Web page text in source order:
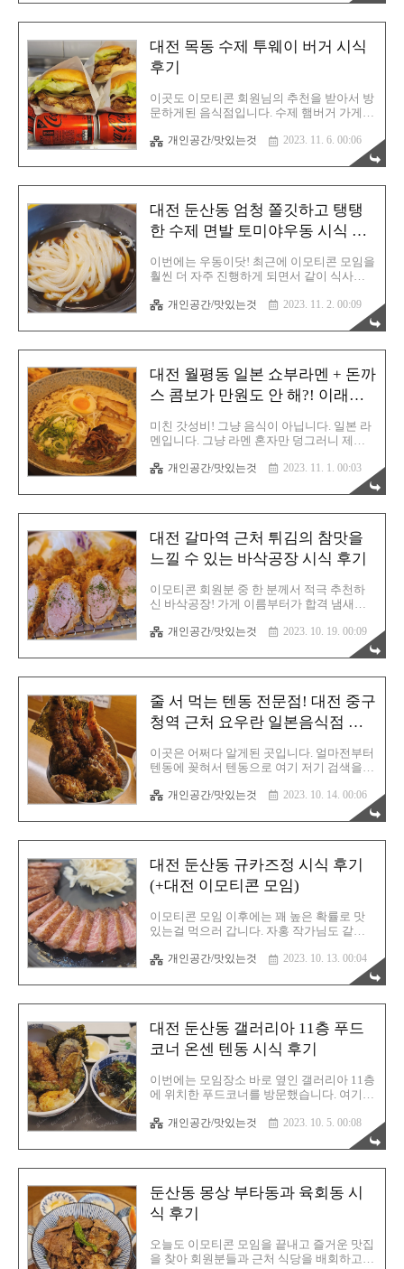
대전 목동 수제 투웨이 버거 시식
후기
이곳도 이모티콘 회원님의 추천을 받아서 방
문하게된 음식점입니다. 수제 햄버거 가게에
데 비싸다라는 느낌이 있잖습니까? 이곳은
가격과 맛 두 가지를 모두 획득하는데 성공
한 곳이라고 이야기 할 수 있겠습니다. 예전
에 소제동에 새로 런칭된 모 버거 음식점을
있는지라 과연 이 곳은 어떨지 궁금했습니
다. 아무리 추천을 받았다 할지라도 사람마
다 맛 평가는 다르니까요. 투웨이버거는 아
담한 매장입니다. 따라서 한 방에 찾는건 살
짝 어려울 수 있어요. 마주앉는 테이블은 없
고 벽면을 보는 싱글석만 사이드로 배치된
형태입니다. 입구쪽에는 키오스크가 있습니
다. 천주교 목동성당 바로 앞에 위치해있으
니 잘 찾으셔야 합니다. 골목에 있거든요. 가
개인공간/맛있는것 2023. 11. 6. 00:06
대전 둔산동 엄청 쫄깃하고 탱탱
한 수제 면발 토미야우동 시식 후
이번에는 우동이닷! 최근에 이모티콘 모임을
훨씬 더 자주 진행하게 되면서 같이 식사하
뭔가 흥미가 더욱 상승하면서 이제 더 이상
블로그만으로는 어려울 것으로 예상하여 다
른 파이프라인도 만들어둬야 안심이 될 것
같거든요. 또한 비싼 아이패드를 샀는데 활
주는 꼴에 또 있어서 어떻게든 활용해보려고
생각을 했었기에 이모티콘이 딱인것 같습니
다. 이번 이모티콘 모임도 윙스터디에서 모
여 열심히 그림 작업을 완료했습니다. 오늘
의 추천 음식점은 토미야우동입니다. 회원분
께서 적극 추천해주셨기에 가지 않을 이유가
없었습니다. 유명한 맛집이라 웨이팅이 있을
까봐 5시에 모임 끝나자마자 바로 출발했습
니다. 토미야우동 위치는 위의 구글 지도에
개인공간/맛있는것 2023. 11. 2. 00:09
대전 월평동 일본 쇼부라멘 + 돈까
스 콤보가 만원도 안 해?! 이래서
미친 갓성비! 그냥 음식이 아닙니다. 일본 라
멘입니다. 그냥 라멘 혼자만 덩그러니 제공
수 있는 세트메뉴인 것입니다. 보통 이렇게
세트로 나오면 왠만하면 요즘같은 고공 행진
물가 시대에서는 누구라도 당연히 만원 이상
을 지출해야 한다고 인식할 것입니다. 근데
놀랐고, 2차는 뭐 아시죠? 그렇습니다. 맛입
니다. 음식이 돈을 떠나서 맛이 없으면 안 되
거든요. 저렴하던 비싸던 맛 없는 식당은 두
번 다시 방문하지 않게 되는데 여긴 맛도 있
습니다. 맛과 가격을 동시에 잡았다라는 표
현은 이럴 때 사용해야 매우 적절할 것 같습
니다요. 투썸플레이스에서 이모티콘 작업을
끝마치고 배가 고파진 우리들은 근처 쇼부라
멘 음식점으로 들어왔습..
개인공간/맛있는것 2023. 11. 1. 00:03
대전 갈마역 근처 튀김의 참맛을
느낄 수 있는 바삭공장 시식 후기
이모티콘 회원분 중 한 분께서 적극 추천하
신 바삭공장! 가게 이름부터가 합격 냄새가
하고 방문해 보기로 합니다. 원래는 혼자 가
려고 했으나, 의외로 또 이런 맛난걸 찾아 다
니시는것을 좋아하시는 분들이 계시기에 단
톡방에 같이 갈 인원을 모집하니 저 포함 총
려졌겠다, 목적지까지 가는 일만 남았습니
다. 바삭공장은 갈마역 2번 출구로 나온 후
조금만 걷다보면 보입니다. 큰 도로쪽 말고
골목 사이로 가셔야 정문으로 입장할 수 있
습니다. 모든 주문은 오더태블릿으로 진행합
니다. 식사 카테고리에서 고르면 되고 원하
는 메뉴 선택 후 다음 화면에 추가로 먹거리
를 애드온 할 수 있습니다. 세트 메뉴는 술이
포함된 메뉴였습니다. 저는 또 막..
개인공간/맛있는것 2023. 10. 19. 00:09
줄 서 먹는 텐동 전문점! 대전 중구
청역 근처 요우란 일본음식점 방
이곳은 어쩌다 알게된 곳입니다. 얼마전부터
텐동에 꽂혀서 텐동으로 여기 저기 검색을
제동 하쿠쯔무, 그리고 갤러리아 온센. 현재
까지 대전에서 방문한 텐동 전문점은 이렇게
세 곳입니다. 오늘 방문한 요우란까지 합치
면 이제 네 곳이 되는군요. 과연 이 곳은 얼마
이모티콘 저녁 모임이 있는 날이었습니다.
자홍 작가님께 따로 연락드려서 새로운 텐동
집을 방문할건데 같이 가실건지 물어보니 단
박에 OK 사인이 떨어집니다. 이번에도 자홍
작가님과 저녁 식사를 하게 되는군요. 입맛
이 저랑 비슷하셔서 다행(?)입니다. 음식점
위치는 중구청역에서 그리 멀지 않습니다. 4
번 출구로 나온 후 쭈욱 걷다보면 금새 보일
것입니다. 지도 오류로 ..
개인공간/맛있는것 2023. 10. 14. 00:06
대전 둔산동 규카즈정 시식 후기
(+대전 이모티콘 모임)
이모티콘 모임 이후에는 꽤 높은 확률로 맛
있는걸 먹으러 갑니다. 자홍 작가님도 같이
음식을 먹는것을 무척이나 좋아하시기 때문
에 열심히 작업을 하고 이후에 즐거운 마음
으로 원하는 음식을 먹으러 가는 길은 늘 즐
겁기만 합니다. 현재 대전지역에서 유일한
며 점차 정식 작가님들께서 늘어나고 있습니
다. 저도 조만간 승인을 받을 것입니다. 기필
코 말입니다. 이모티콘 모임 오늘 모임은 비
가 많이 왔습니다. 그럼에도 불구하고 이렇
게 참여해주신 분들께 경의를 표합니다. 반
드시 해내겠다는 의지가 엿보입니다. 대전에
서 이모티콘 작업을 같이 하고 싶으시면 아
래의 오픈카톡으로 들어오시면 됩니다. 첫
걸음이 어렵습니다. 막상 함께 하시면 어색
개인공간/맛있는것 2023. 10. 13. 00:04
대전 둔산동 갤러리아 11층 푸드
코너 온센 텐동 시식 후기
이번에는 모임장소 바로 옆인 갤러리아 11층
에 위치한 푸드코너를 방문했습니다. 여기에
요. 튀김류를 굉장히 좋아하는 저에게는 충
분히 방문 가치가 있는 식당이었지요. 사실
대형 백화점 푸드코너를 그리 선호하지는 않
습니다. 여러분들도 잘 알다시피 일단 사람
인즉슨 음식 퀄리티에 크게 신경을 쓰지 않
는 곳이 대부분이라는 의미입니다. 그래서
안 좋아해요. 맛은 물론 있지만 뭔가 미미를
불러일으킬만한 퀄리티는 아니라고 생각하
고 있습니다. 하지만 이번에는 텐동이므로
개인공간/맛있는것 2023. 10. 5. 00:08
둔산동 몽상 부타동과 육회동 시
식 후기
오늘도 이모티콘 모임을 끝내고 즐거운 맛집
을 찾아 회원분들과 근처 식당을 배회하고